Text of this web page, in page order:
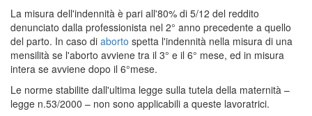
La misura dell'indennità è pari all'80% di 5/12 del reddito
denunciato dalla professionista nel 2° anno precedente a quello
del parto. In caso di aborto spetta l'indennità nella misura di una
mensilità se l'aborto avviene tra il 3° e il 6° mese, ed in misura
intera se avviene dopo il 6°mese.
Le norme stabilite dall'ultima legge sulla tutela della maternità –
legge n.53/2000 – non sono applicabili a queste lavoratrici.